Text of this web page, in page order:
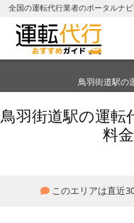
鳥羽街道駅の
鳥羽街道駅の運転
料
このエリアは直近